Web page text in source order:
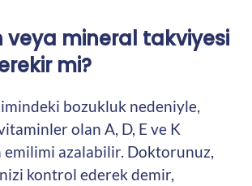
veya mineral takviyesi
mi?
bozukluk nedeniyle,
olan A, D, E ve K
azalabilir. Doktorunuz,
kontrol ederek demir,